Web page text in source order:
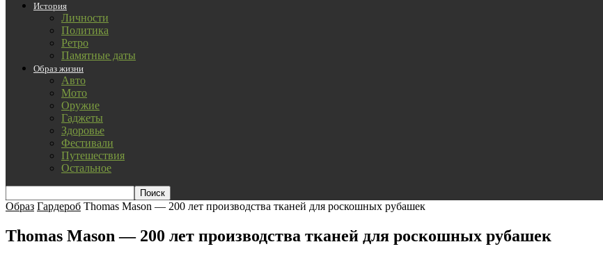
История
Личности
Политика
Ретро
Памятные даты
Образ жизни
Авто
Мото
Оружие
Гаджеты
Здоровье
Фестивали
Путешествия
Остальное
Образ Гардероб Thomas Mason — 200 лет производства тканей для роскошных рубашек
Thomas Mason — 200 лет производства тканей для роскошных рубашек